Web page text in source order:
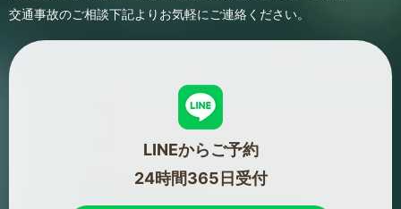
交通事故のご相談下記よりお気軽にご連絡ください。
LINEからご予約
24時間365日受付